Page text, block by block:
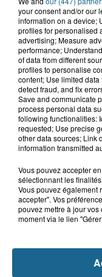
Grand jeu de
Parc
your consent and/or our
information on a device;
profiles for personalised
advertising; Measure
performance;
of data from different
profiles to personalise
content; Use limited
detect fraud, and fix
Save and communicate
process personal data
following functionalities:
requested; Use precise
other data sources; Link
information transmitted
Vous pouvez accepter
sélectionnant les
Vous pouvez également
accepter". Vos
pouvez mettre à jour
moment via le lien